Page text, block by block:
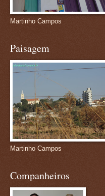
Martinho Campos
Paisagem
Martinho Campos
Companheiros